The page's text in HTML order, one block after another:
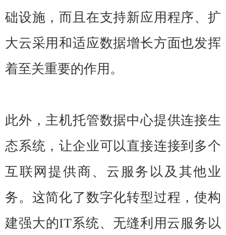
础设施，而且在支持新应用程序、扩
大云采用和适应数据增长方面也发挥
着至关重要的作用。
此外，主机托管数据中心提供连接生
态系统，让企业可以直接连接到多个
互联网提供商、云服务以及其他业
务。这简化了数字化转型过程，使构
建强大的IT系统、无缝利用云服务以